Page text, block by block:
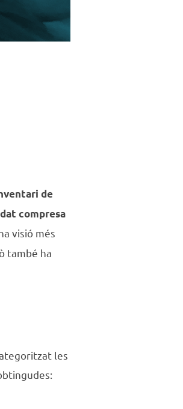
de
compresa
visió més
també ha
les